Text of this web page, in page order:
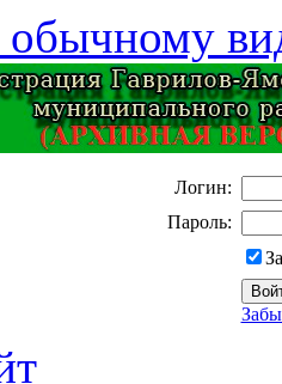
обычному
Логин:
Пароль: